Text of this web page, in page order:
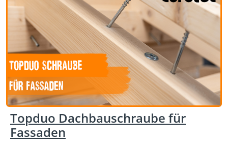
Topduo Dachbauschraube für
Fassaden